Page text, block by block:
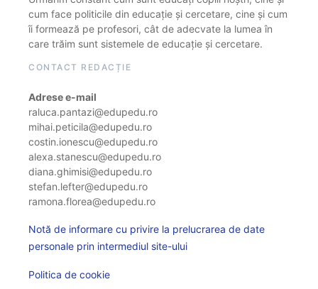
cum face politicile din educație și cercetare, cine și cum
îi formează pe profesori, cât de adecvate la lumea în
care trăim sunt sistemele de educație și cercetare.
CONTACT REDACȚIE
Adrese e-mail
raluca.pantazi@edupedu.ro
mihai.peticila@edupedu.ro
costin.ionescu@edupedu.ro
alexa.stanescu@edupedu.ro
diana.ghimisi@edupedu.ro
stefan.lefter@edupedu.ro
ramona.florea@edupedu.ro
Notă de informare cu privire la prelucrarea de date
personale prin intermediul site-ului
Politica de cookie